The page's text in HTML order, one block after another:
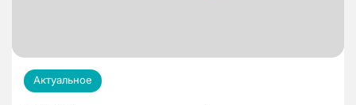
Актуальное